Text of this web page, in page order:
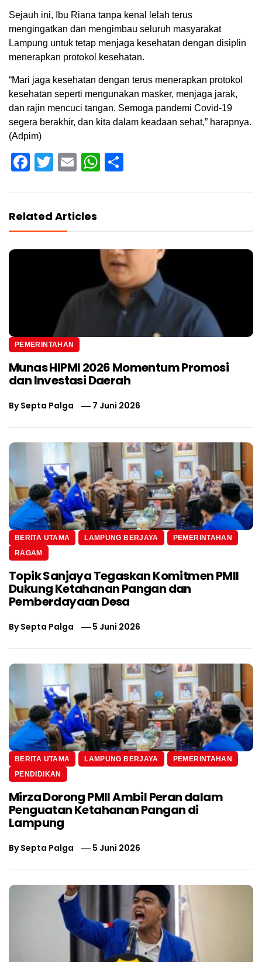
Sejauh ini, Ibu Riana tanpa kenal lelah terus
mengingatkan dan mengimbau seluruh masyarakat
Lampung untuk tetap menjaga kesehatan dengan disiplin
menerapkan protokol kesehatan.
“Mari jaga kesehatan dengan terus menerapkan protokol
kesehatan seperti mengunakan masker, menjaga jarak,
dan rajin mencuci tangan. Semoga pandemi Covid-19
segera berakhir, dan kita dalam keadaan sehat,” harapnya.
(Adpim)
Facebook
Twitter
EmailWhatsApp
Related Articles
PEMERINTAHAN
Munas HIPMI 2026 Momentum Promosi
dan Investasi Daerah
BySepta Palga 7 Juni 2026
BERITA UTAMA LAMPUNG BERJAYA
PEMERINTAHAN
RAGAM
Topik Sanjaya Tegaskan Komitmen PMII
Dukung Ketahanan Pangan dan
Pemberdayaan Desa
BySepta Palga 5 Juni 2026
BERITA UTAMA LAMPUNG BERJAYA
PEMERINTAHAN
PENDIDIKAN
Mirza Dorong PMII Ambil Peran dalam
Penguatan Ketahanan Pangan di
Lampung
BySepta Palga 5 Juni 2026